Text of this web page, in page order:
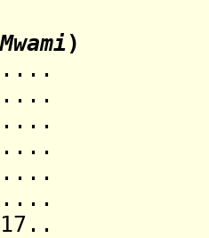
Mwami )
-
-
....
....
-
....
17..